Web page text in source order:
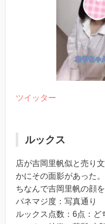
ツイッター
ルックス
店が吉岡里帆似と売り
かにその面影があった
ちなんで吉岡里帆の顔
パネマジ度：写真通り
ルックス点数：6点：